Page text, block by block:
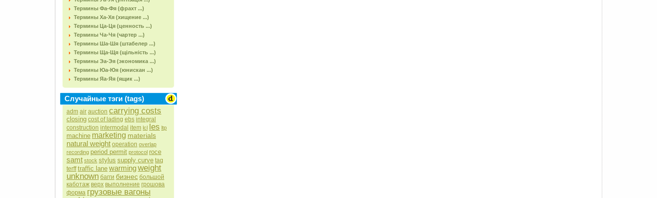
Термины Фа-Фя (фрахт ...)
Термины Ха-Хя (хищение ...)
Термины Ца-Ця (ценность ...)
Термины Ча-Чя (чартер ...)
Термины Ша-Шя (штабелер ...)
Термины Ща-Щя (щільність ...)
Термины Эа-Эя (экономика ...)
Термины Юа-Юя (юнискан ...)
Термины Яа-Яя (ящик ...)
Случайные тэги (tags)
adm air auction carrying costs
closing cost of lading ebs integral
construction intermodal item lcl les ltp
machine marketing materials
natural weight operation overlap
recording period permit protocol roce
samt stock stylus supply curve taq
terff traffic lane warmingweight
unknown багги бизнес большой
каботаж верх выполнение грошова
форма грузовые вагоны